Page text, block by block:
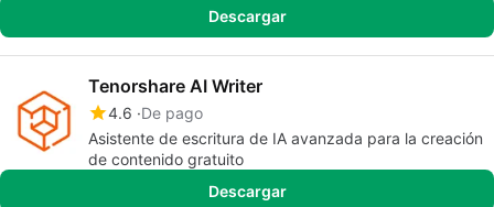
Descargar
Tenorshare AI Writer
4.6 De pago
Asistente de escritura de IA avanzada para la creación
de contenido gratuito
Descargar